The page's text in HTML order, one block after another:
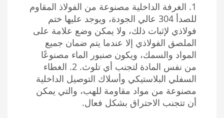
1. الغرفة الداخلية مصنوعة من الفولاذ المقاوم
للصدأ 304 عالي الجودة، ويوجد عليها ختم
فولاذي لإثبات ذلك، ولا يمكن وضع علامة على
الملصق الفولاذي إلا عندما يتم ضمان جميع
المواد والسمك، ويكون صنبور الماء مصنوعًا
من نفس المادة لتجنب أي تلوث. 2. الغطاء
السفلي البلاستيكي وأسلاك التوصيل الداخلية
مصنوعة من مواد مقاومة للهب، والتي يمكن
أن تتجنب الاحتراق بشكل فعال.